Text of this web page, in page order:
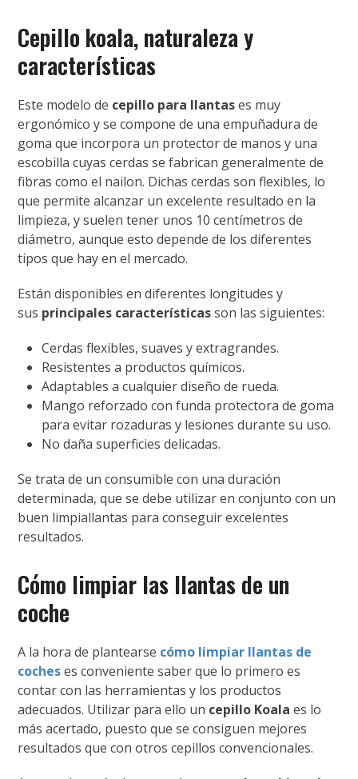
Cepillo koala, naturaleza y
características
Este modelo de cepillo para llantases muy
ergonómico y se compone de una empuñadura de
goma que incorpora un protector de manos y una
escobilla cuyas cerdas se fabrican generalmente de
fibras como el nailon. Dichas cerdas son flexibles, lo
que permite alcanzar un excelente resultado en la
limpieza, y suelen tener unos 10 centímetros de
diámetro, aunque esto depende de los diferentes
tipos que hay en el mercado.
Están disponibles en diferentes longitudes y
sus principales característicasson las siguientes:
Cerdas flexibles, suaves y extragrandes.
Resistentes a productos químicos.
Adaptables a cualquier diseño de rueda.
Mango reforzado con funda protectora de goma
para evitar rozaduras y lesiones durante su uso.
No daña superficies delicadas.
Se trata de un consumible con una duración
determinada, que se debe utilizar en conjunto con un
buen limpiallantas para conseguir excelentes
resultados.
Cómo limpiar las llantas de un
coche
A la hora de plantearse cómo limpiar llantas de
cocheses conveniente saber que lo primero es
contar con las herramientas y los productos
adecuados. Utilizar para ello un cepillo Koalaes lo
más acertado, puesto que se consiguen mejores
resultados que con otros cepillos convencionales.